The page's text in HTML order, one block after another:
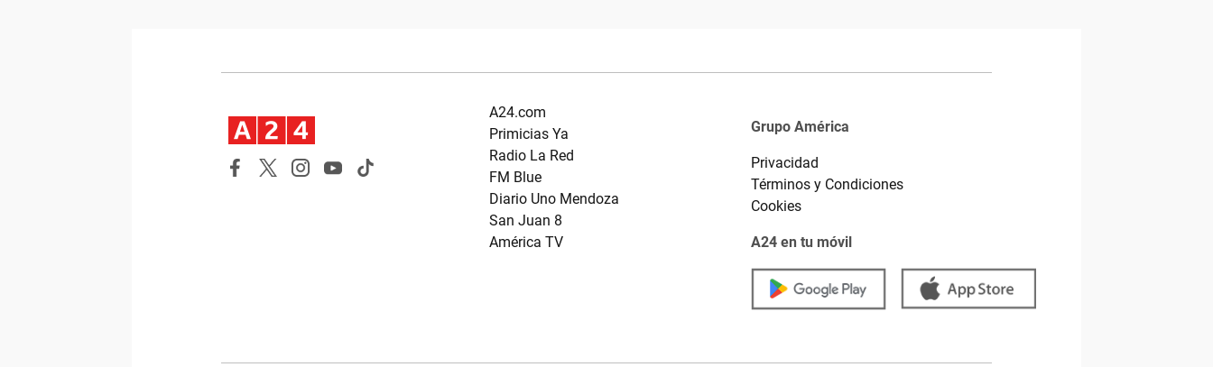
A24.com
Primicias Ya
Radio La Red
FM Blue
Diario Uno Mendoza
San Juan 8
América TV
Grupo América
Privacidad
Términos y Condiciones
Cookies
A24 en tu móvil